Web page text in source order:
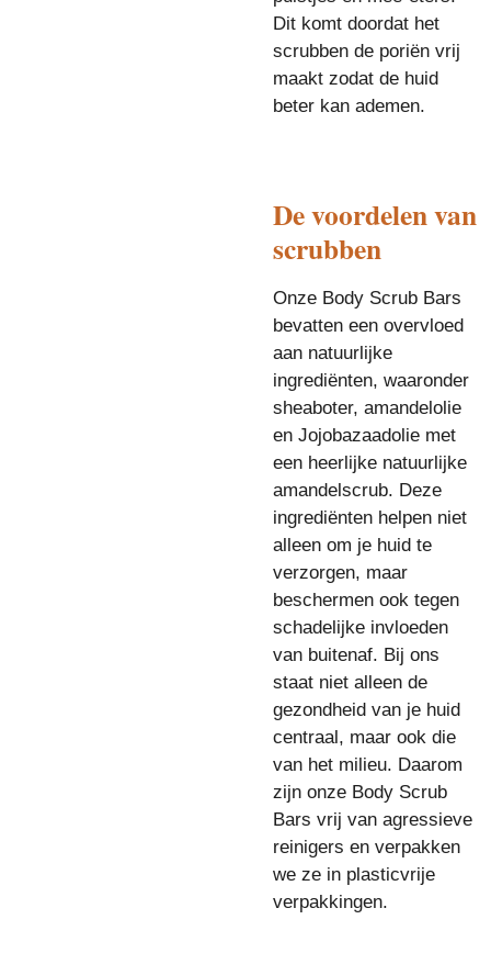
Dit komt doordat het
scrubben de poriën vrij
maakt zodat de huid
beter kan ademen.
De voordelen van
scrubben
Onze Body Scrub Bars
bevatten een overvloed
aan natuurlijke
ingrediënten, waaronder
sheaboter, amandelolie
en Jojobazaadolie met
een heerlijke natuurlijke
amandelscrub. Deze
ingrediënten helpen niet
alleen om je huid te
verzorgen, maar
beschermen ook tegen
schadelijke invloeden
van buitenaf. Bij ons
staat niet alleen de
gezondheid van je huid
centraal, maar ook die
van het milieu. Daarom
zijn onze Body Scrub
Bars vrij van agressieve
reinigers en verpakken
we ze in plasticvrije
verpakkingen.